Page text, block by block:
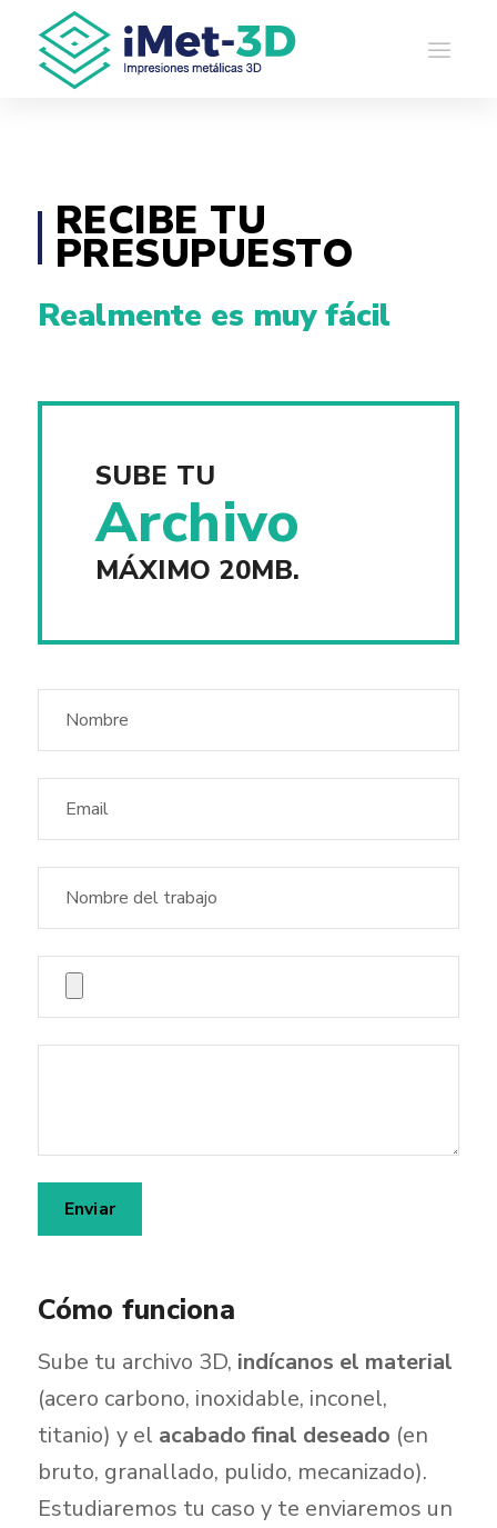
RECIBE TU
PRESUPUESTO
Realmente es muy fácil
SUBE TU
Archivo
MÁXIMO 20MB.
Cómo funciona
Sube tu archivo 3D, indícanos el material
(acero carbono, inoxidable, inconel,
titanio) y el acabado final deseado (en
bruto, granallado, pulido, mecanizado).
Estudiaremos tu caso y te enviaremos un